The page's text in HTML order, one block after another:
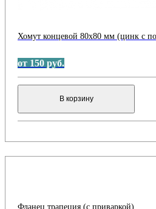
Хомут концевой 80х80 мм (цинк с
от 150 руб.
В корзину
Фланец трапеция (с приваркой)